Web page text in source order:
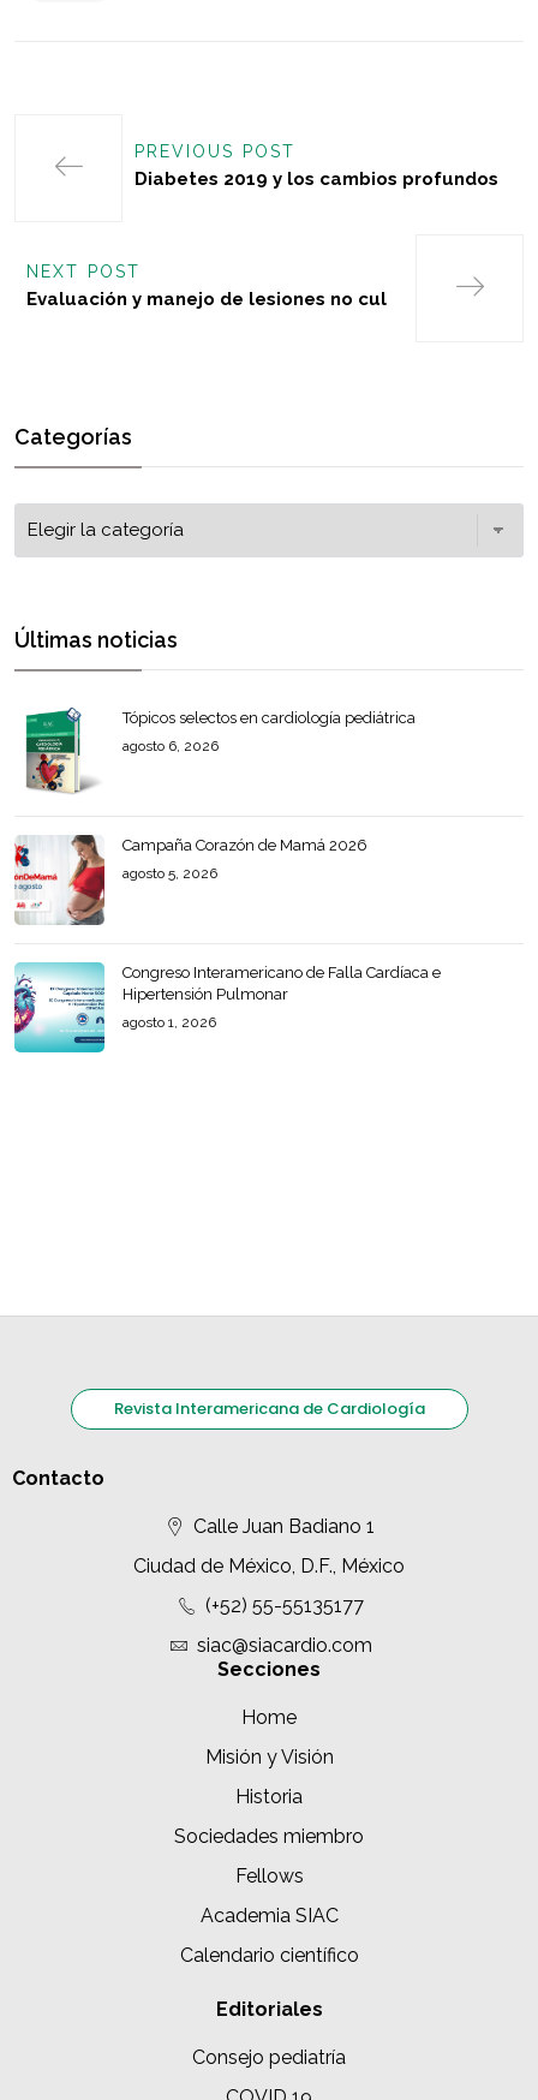
PREVIOUS POST
Diabetes 2019 y los cambios profundos
NEXT POST
Evaluación y manejo de lesiones no cul
Categorías
Últimas noticias
Tópicos selectos en cardiología pediátrica
agosto 6, 2026
Campaña Corazón de Mamá 2026
agosto 5, 2026
Congreso Interamericano de Falla Cardíaca e
Hipertensión Pulmonar
agosto 1, 2026
Revista Interamericana de Cardiología
Contacto
Calle Juan Badiano 1
Ciudad de México, D.F., México
(+52) 55-55135177
siac@siacardio.com
Secciones
Home
Misión y Visión
Historia
Sociedades miembro
Fellows
Academia SIAC
Calendario científico
Editoriales
Consejo pediatría